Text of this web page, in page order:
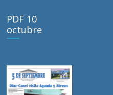
PDF 10
octubre